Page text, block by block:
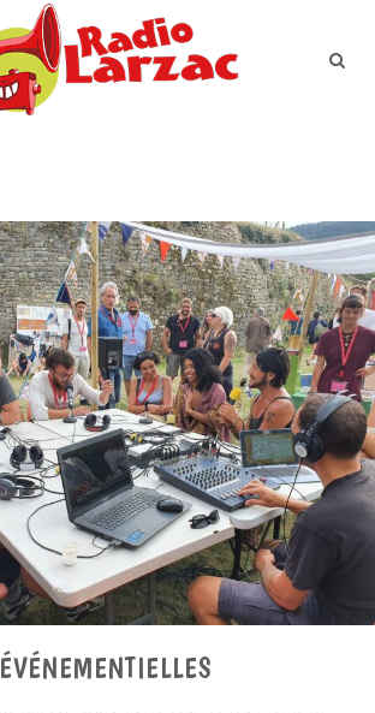
ÉVÉNEMENTIELLES